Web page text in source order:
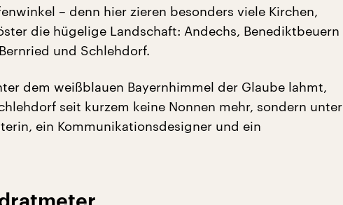
– denn hier zieren besonders viele Kirchen,
die hügelige Landschaft: Andechs, Benediktbeuern
und Schlehdorf.
dem weißblauen Bayernhimmel der Glaube lahmt,
seit kurzem keine Nonnen mehr, sondern unter
ein Kommunikationsdesigner und ein